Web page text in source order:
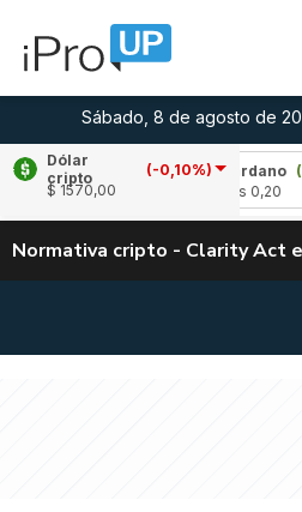
Sábado, 8 de agosto de
Dólar
cripto
(-0,10%)
$ 1570,00
Cardano
(0,00%)
Normativa cripto - Clarity Act